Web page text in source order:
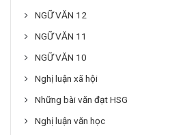
NGỮ VĂN 12
NGỮ VĂN 11
NGỮ VĂN 10
Nghị luận xã hội
Những bài văn đạt HSG
Nghị luận văn học